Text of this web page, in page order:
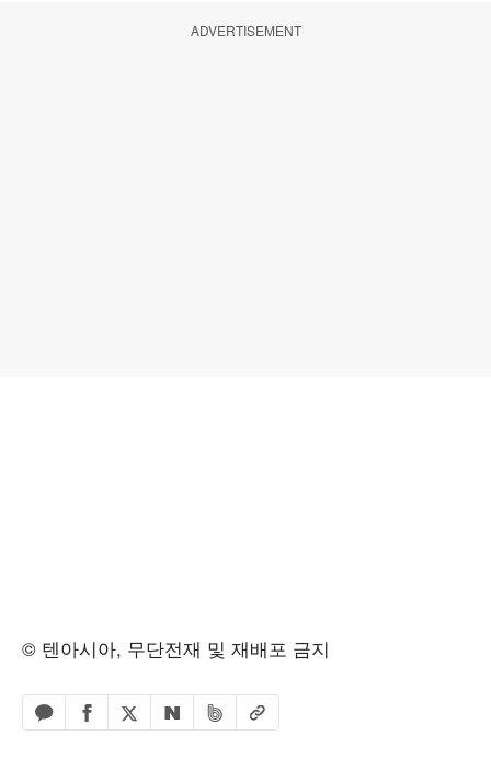
ADVERTISEMENT
© 텐아시아, 무단전재 및 재배포 금지
카카오톡 공유하기
페이스북 공유하기
엑스 공유하기
네이버 공유하기
밴드 공유하기
URL복사